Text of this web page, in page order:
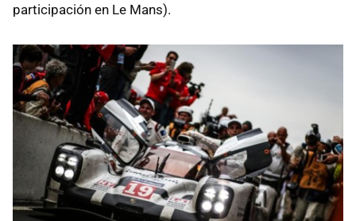
participación en Le Mans).